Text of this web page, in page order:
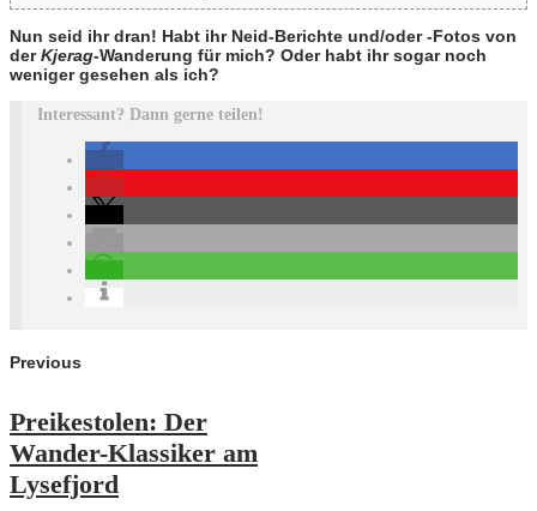
Nun seid ihr dran! Habt ihr Neid-Berichte und/oder -Fotos von
derKjerag-Wanderung für mich? Oder habt ihr sogar noch
weniger gesehen als ich?
Interessant? Dann gerne teilen!
Previous
Preikestolen: Der
Wander-Klassiker am
Lysefjord